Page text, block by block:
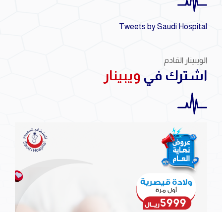
Tweets by Saudi Hospital
الويبينار القادم
اشترك في ويبينار